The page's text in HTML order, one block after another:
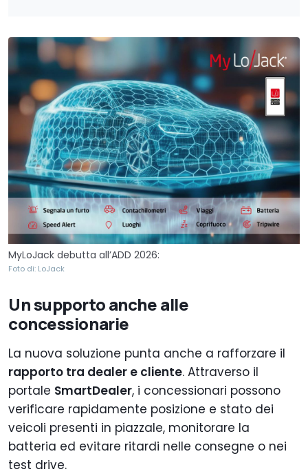
MyLoJack debutta all’ADD 2026:
Foto di: LoJack
Un supporto anche alle
concessionarie
La nuova soluzione punta anche a rafforzare il
rapporto tra dealer e cliente. Attraverso il
portale SmartDealer, i concessionari possono
verificare rapidamente posizione e stato dei
veicoli presenti in piazzale, monitorare la
batteria ed evitare ritardi nelle consegne o nei
test drive.